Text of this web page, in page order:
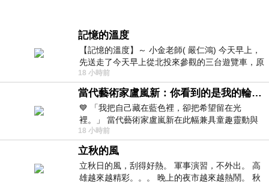
記憶的溫度
【記憶的溫度】～ 小金老師( 嚴仁鴻) 今天早上，
先送走了今天早上從北投來參觀的三台遊覽車，原
以為展場已經差不多要安靜下來，卻發
18 小時前
當代藝術家盧嵐新：你看到的是我的輪廓，還是你的故事？——藏在藍色裡的希望與光
💙 「我把自己藏在藍色裡，卻把希望留在光
裡。」 當代藝術家盧嵐新在此幅兼具童趣靈動與
抽象韻味的新作中，用湛藍的羽翼般色塊包覆著
18 小時前
立秋的風
立秋日的風，刮得好熱。 軍事演習，不外出。 高
雄越來越精彩。。。 晚上的夜市越來越熱鬧。 秋